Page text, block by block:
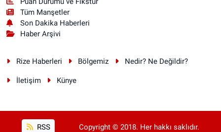
Tüm Manşetler
Son Dakika Haberleri
Haber Arşivi
Rize Haberleri Bölgemiz Nedir? Ne Değildir?
İletişim Künye
RSS Copyright © 2018. Her hakkı saklıdır.